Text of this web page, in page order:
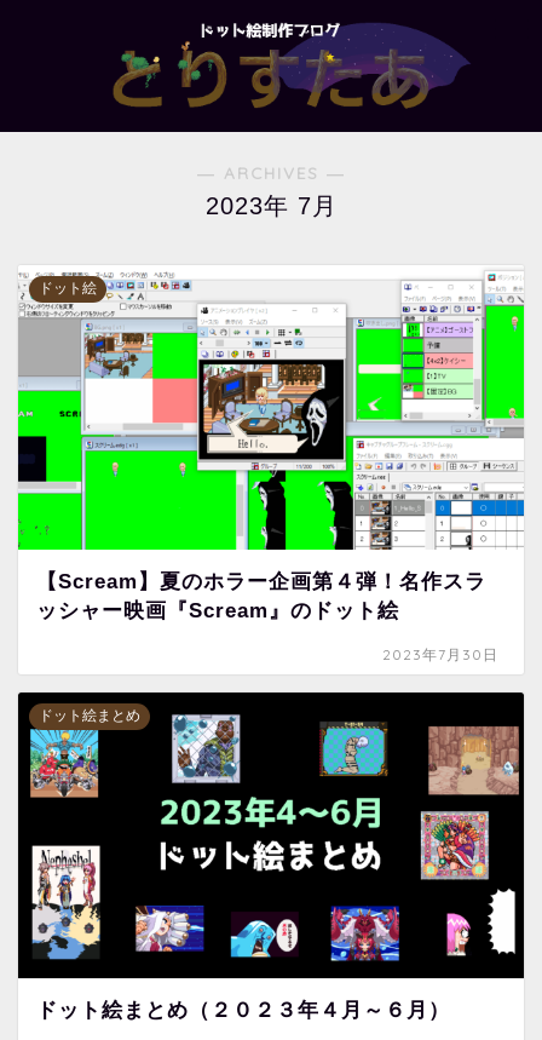
― ARCHIVES ―
2023年 7月
ドット絵
【Scream】夏のホラー企画第４弾！名作スラ
ッシャー映画『Scream』のドット絵
2023年7月30日
ドット絵まとめ
ドット絵まとめ（２０２３年４月～６月）